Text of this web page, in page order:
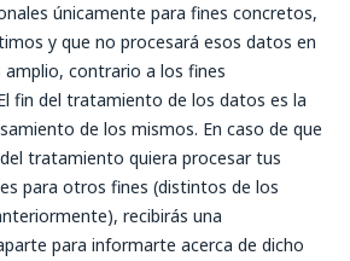
únicamente para fines concretos,
y que no procesará esos datos en
contrario a los fines
fin del tratamiento de los datos es la
de los mismos. En caso de que
tratamiento quiera procesar tus
para otros fines (distintos de los
recibirás una
para informarte acerca de dicho